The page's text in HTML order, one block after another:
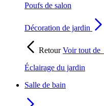
Poufs de salon
Décoration de jardin
RetourVoir tout de
Éclairage du jardin
Salle de bain